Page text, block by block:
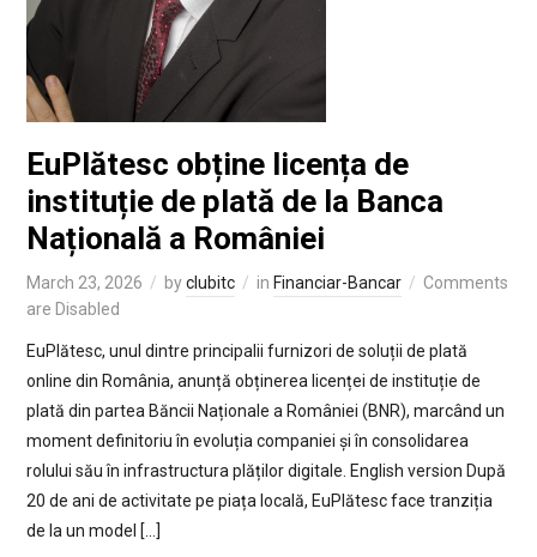
EuPlătesc obține licența de
instituție de plată de la Banca
Națională a României
March 23, 2026 byclubitc in Financiar-Bancar
Comments
are Disabled
EuPlătesc, unul dintre principalii furnizori de soluții de plată
online din România, anunță obținerea licenței de instituție de
plată din partea Băncii Naționale a României (BNR), marcând un
moment definitoriu în evoluția companiei și în consolidarea
rolului său în infrastructura plăților digitale. English version După
20 de ani de activitate pe piața locală, EuPlătesc face tranziția
de la un model […]